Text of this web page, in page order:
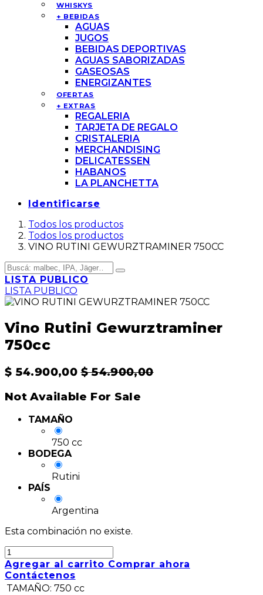
WHISKYS
+ BEBIDAS
AGUAS
JUGOS
BEBIDAS DEPORTIVAS
AGUAS SABORIZADAS
GASEOSAS
ENERGIZANTES
OFERTAS
+ EXTRAS
REGALERIA
TARJETA DE REGALO
CRISTALERIA
MERCHANDISING
DELICATESSEN
HABANOS
LA PLANCHETTA
Identificarse
Todos los productos
Todos los productos
VINO RUTINI GEWURZTRAMINER 750CC
LISTA PUBLICO
LISTA PUBLICO
Vino Rutini Gewurztraminer
750cc
$ 54.900,00 $54.900,00
Not Available For Sale
TAMAÑO
750 cc
BODEGA
Rutini
PAÍS
Argentina
Esta combinación no existe.
Agregar al carrito Comprar ahora
Contáctenos
TAMAÑO: 750 cc